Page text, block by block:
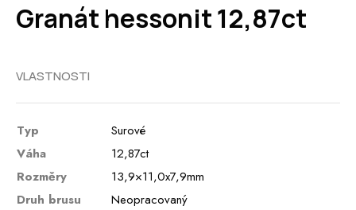
Granát hessonit 12,87ct
VLASTNOSTI
Typ
Surové
Váha
12,87ct
Rozměry
13,9×11,0x7,9mm
Druh brusu
Neopracovaný